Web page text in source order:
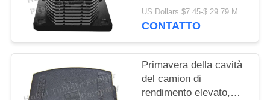
primavera della cavità
del camion/primavera
US Dollars $7.45-$ 29.79 MOQ:10PCS
CONTATTO
Primavera della cavità
del camion di
rendimento elevato,